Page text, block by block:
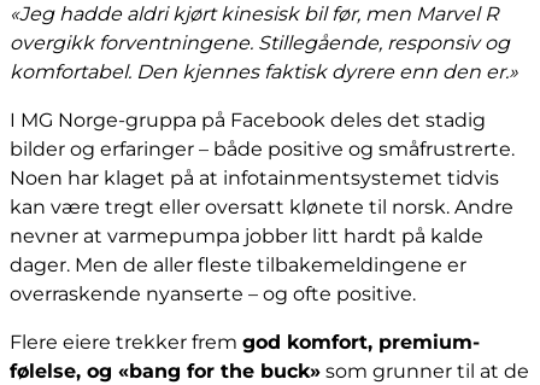
«Jeg hadde aldri kjørt kinesisk bil før, men Marvel R
overgikk forventningene. Stillegående, responsiv og
komfortabel. Den kjennes faktisk dyrere enn den er.»
I MG Norge-gruppa på Facebook deles det stadig
bilder og erfaringer – både positive og småfrustrerte.
Noen har klaget på at infotainmentsystemet tidvis
kan være tregt eller oversatt klønete til norsk. Andre
nevner at varmepumpa jobber litt hardt på kalde
dager. Men de aller fleste tilbakemeldingene er
overraskende nyanserte – og ofte positive.
Flere eiere trekker frem god komfort, premium-
følelse, og «bang for the buck» som grunner til at de